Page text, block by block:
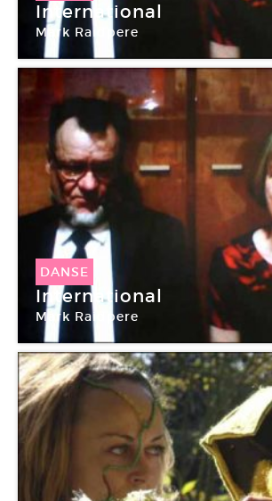
International
Mark Raidpere
DANSE
International
Mark Raidpere